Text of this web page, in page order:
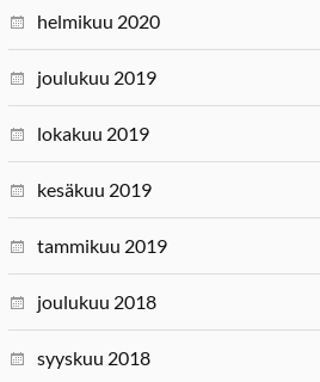
helmikuu 2020
joulukuu 2019
lokakuu 2019
kesäkuu 2019
tammikuu 2019
joulukuu 2018
syyskuu 2018